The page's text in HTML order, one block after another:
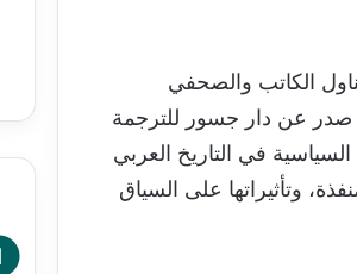
الكاتب والصحفي
صدر عن دار جسور للترجمة
في التاريخ العربي
وتأثيراتها على السياق